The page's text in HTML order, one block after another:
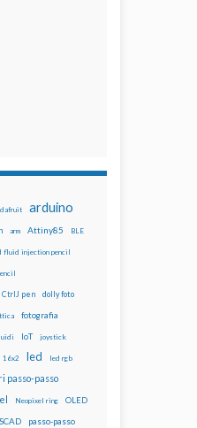
arduino
arm Attiny85 BLE
fluid injection pencil
CtrlJ pen dolly foto
fotografia
IoT joystick
16x2 led led rgb
passo-passo
Neopixel ring OLED
passo-passo